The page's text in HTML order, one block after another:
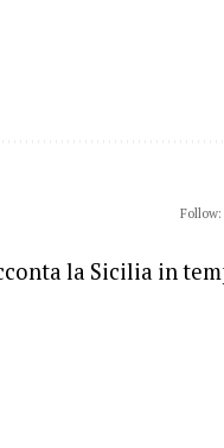
Follow:
la Sicilia in